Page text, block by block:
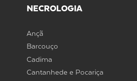
NECROLOGIA
Ançã
Barcouço
Cadima
Cantanhede e Pocariça